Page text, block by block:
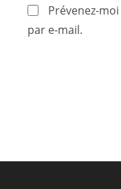
Prévenez-
par e-mail.